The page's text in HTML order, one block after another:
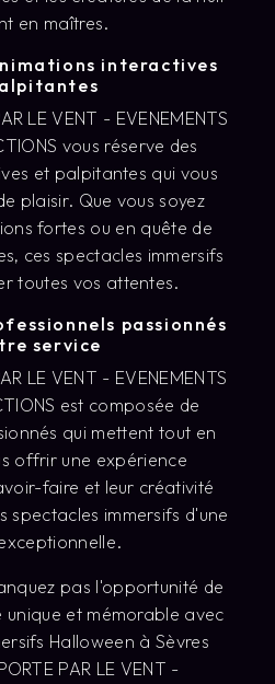
en maîtres.
interactives
LE VENT - EVENEMENTS
vous réserve des
et palpitantes qui vous
plaisir. Que vous soyez
fortes ou en quête de
ces spectacles immersifs
toutes vos attentes.
passionnés
service
LE VENT - EVENEMENTS
est composée de
qui mettent tout en
offrir une expérience
faire et leur créativité
spectacles immersifs d'une
pas l'opportunité de
unique et mémorable avec
Halloween à Sèvres
PAR LE VENT -